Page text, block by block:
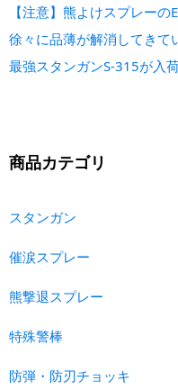
【注意】熊よけスプレー
徐々に品薄が解消してきて
最強スタンガンS-315が入
商品カテゴリ
スタンガン
催涙スプレー
熊撃退スプレー
特殊警棒
防弾・防刃チョッキ